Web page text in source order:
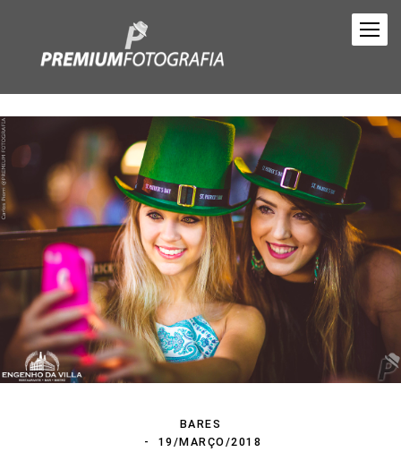
BARES
19/MARÇO/2018